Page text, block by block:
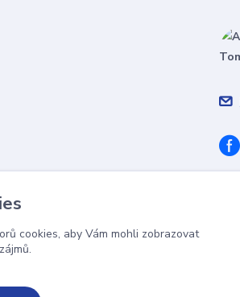
cookies, aby Vám mohli zobrazovat